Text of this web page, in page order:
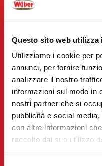
Questo sito web utilizza
Utilizziamo i cookie per
annunci, per fornire
analizzare il nostro
informazioni sul modo in
nostri partner che si
pubblicità e social
con altre informazioni
raccolto dal suo utilizzo
GLI